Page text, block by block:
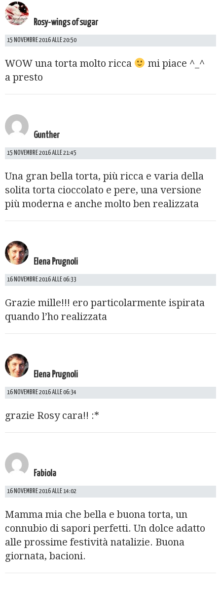
Rosy-wings of sugar
15 NOVEMBRE 2016 ALLE 20:50
WOW una torta molto ricca
mi piace ^_^
a presto
Gunther
15 NOVEMBRE 2016 ALLE 21:45
Una gran bella torta, più ricca e varia della
solita torta cioccolato e pere, una versione
più moderna e anche molto ben realizzata
Elena Prugnoli
16 NOVEMBRE 2016 ALLE 06:33
Grazie mille!!! ero particolarmente ispirata
quando l’ho realizzata
Elena Prugnoli
16 NOVEMBRE 2016 ALLE 06:34
grazie Rosy cara!! :*
Fabiola
16 NOVEMBRE 2016 ALLE 14:02
Mamma mia che bella e buona torta, un
connubio di sapori perfetti. Un dolce adatto
alle prossime festività natalizie. Buona
giornata, bacioni.